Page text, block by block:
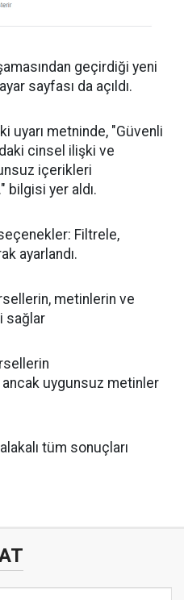
geçirdiği yeni
sayfası da açıldı.
uyarı metninde, "Güvenli
cinsel ilişki ve
içerikleri
bilgisi yer aldı.
Filtrele,
ayarlandı.
metinlerin ve
sağlar
ancak uygunsuz metinler
tüm sonuçları